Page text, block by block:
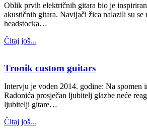
Oblik prvih električnih gitara bio je
akustičnih gitara. Navijači žica nalazili su se
headstocka…
Čitaj još...
Tronik custom guitars
Intervju je vođen 2014. godine: Na spomen
Radonića prosječan ljubitelj glazbe neće
ljubitelji gitare…
Čitaj još...